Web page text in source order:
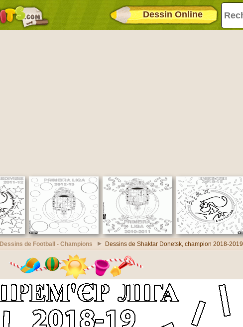
Dessin Online
Dessins de Football - Champions Dessins de Shaktar Donetsk, champion 2018-2019